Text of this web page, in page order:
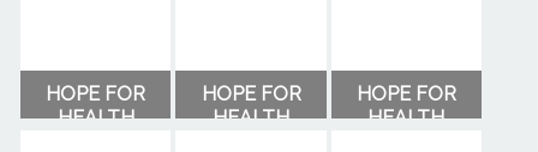
HOPE FOR
HEALTH
HOPE FOR
HEALTH
HOPE FOR
HEALTH